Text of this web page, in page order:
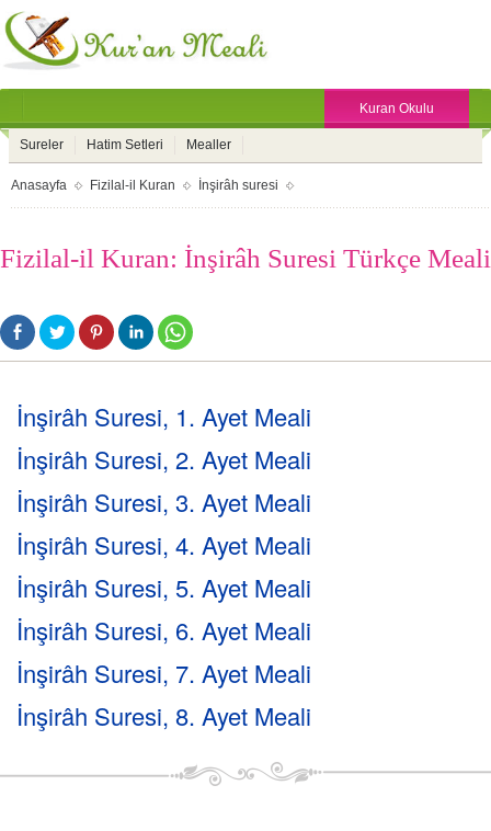
Kuran Okulu
Sureler Hatim Setleri Mealler
Anasayfa Fizilal-il Kuran İnşirâh suresi
Fizilal-il Kuran: İnşirâh Suresi Türkçe Meali
İnşirâh Suresi, 1. Ayet Meali
İnşirâh Suresi, 2. Ayet Meali
İnşirâh Suresi, 3. Ayet Meali
İnşirâh Suresi, 4. Ayet Meali
İnşirâh Suresi, 5. Ayet Meali
İnşirâh Suresi, 6. Ayet Meali
İnşirâh Suresi, 7. Ayet Meali
İnşirâh Suresi, 8. Ayet Meali